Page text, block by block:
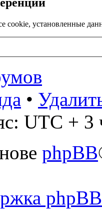
cookie, установленные
•
UTC + 3
phpBB
phpBB